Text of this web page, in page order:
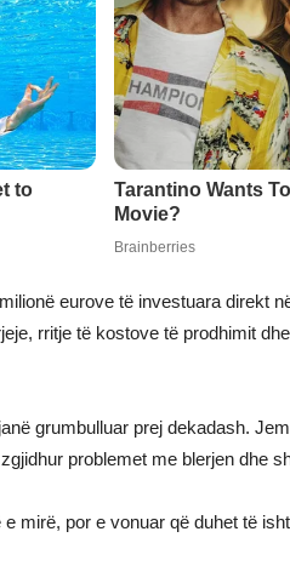
eurove të investuara direkt
rritje të kostove të prodhimit
grumbulluar prej dekadash.
problemet me blerjen dhe
mirë, por e vonuar që duhet të